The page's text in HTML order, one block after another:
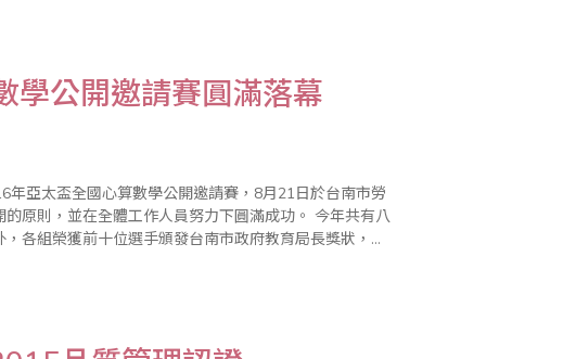
學公開邀請賽圓滿落幕
亞太盃全國心算數學公開邀請賽，8月21日於台南市勞
，並在全體工作人員努力下圓滿成功。 今年共有八
各組榮獲前十位選手頒發台南市政府教育局長獎狀，第